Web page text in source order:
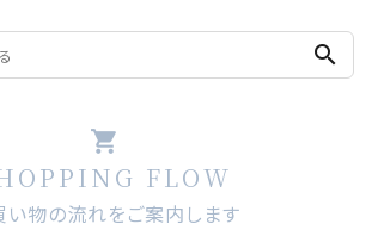
search
shopping_cart
FLOW
い物の流れをご案内します